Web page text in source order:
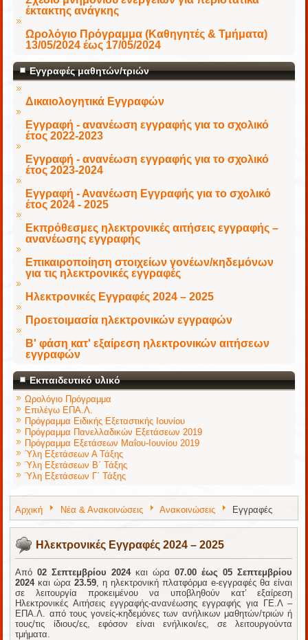
έκτακτης ανάγκης
Ωρολόγιο Πρόγραμμα (Καθηγητές & Τμήματα)
13/05/2024 έως 17/05/2024
Εγγραφές μαθητών/τριών
Δικαιολογητικά Εγγραφών
Εγγραφή - ανανέωση εγγραφής για το σχολικό
έτος 2022-2023
Εγγραφή - ανανέωση εγγραφής για το σχολικό
έτος 2023-2024
Εγγραφή - Ανανέωση Εγγραφής για το σχολικό
έτος 2024 - 2025
Εκπρόθεσμες ηλεκτρονικές αιτήσεις εγγραφής –
ανανέωσης εγγραφής
Επικαιροποίηση στοιχείων γονέων/κηδεμόνων
για τις ηλεκτρονικές εγγραφές
Ηλεκτρονικές Εγγραφές 2024 – 2025
Προετοιμασία ηλεκτρονικών εγγραφών
Β' φάση κατ' εξαίρεση ηλεκτρονικών αιτήσεων
εγγραφών
Εκπαιδευτικό υλικό
Ωρολόγιο Πρόγραμμα
Επιλέγω ΕΠΑ.Λ.
Πρόγραμμα Ειδικής Εξεταστικής Ιουνίου
Πρόγραμμα Πανελλαδικών Εξετάσεων 2019
Πρόγραμμα Εξετάσεων Μαΐου-Ιουνίου 2019
Ύλη Εξετάσεων Α Τάξης
Ύλη Εξετάσεων Β΄ Τάξης
Ύλη Εξετάσεων Γ΄ Τάξης
Αρχική Νέα & Ανακοινώσεις Ανακοινώσεις Εγγραφές
Ηλεκτρονικές Εγγραφές 2024 – 2025
Από02 Σεπτεμβρίου 2024και ώρα07.00 έως 05 Σεπτεμβρίου
2024και ώρα23.59 , η ηλεκτρονική πλατφόρμα e-εγγραφές θα είναι
σε λειτουργία προκειμένου να υποβληθούν κατ’ εξαίρεση
Ηλεκτρονικές Αιτήσεις εγγραφής-ανανέωσης εγγραφής για ΓΕ.Λ –
ΕΠΑ.Λ. από τους γονείς-κηδεμόνες των ανήλικων μαθητών/τριών ή
τους/τις ίδιους/ες, εφόσον είναι ενήλικοι/ες, σε λειτουργούντα
τμήματα.